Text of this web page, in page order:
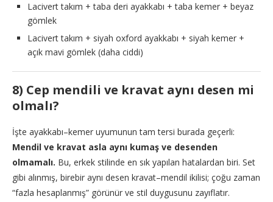
Lacivert takım + taba deri ayakkabı + taba kemer + beyaz
gömlek
Lacivert takım + siyah oxford ayakkabı + siyah kemer +
açık mavi gömlek (daha ciddi)
8) Cep mendili ve kravat aynı desen mi
olmalı?
İşte ayakkabı–kemer uyumunun tam tersi burada geçerli:
Mendil ve kravat asla aynı kumaş ve desenden
olmamalı. Bu, erkek stilinde en sık yapılan hatalardan biri. Set
gibi alınmış, birebir aynı desen kravat–mendil ikilisi; çoğu zaman
“fazla hesaplanmış” görünür ve stil duygusunu zayıflatır.